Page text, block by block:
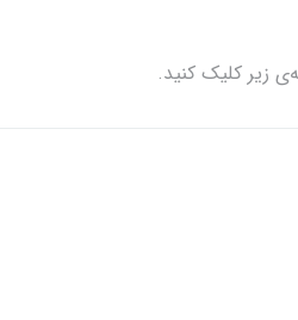
زیر کلیک کنید.